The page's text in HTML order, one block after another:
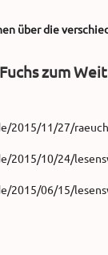
über die
zum
2015/11/27/
2015/10/24/
2015/06/15/